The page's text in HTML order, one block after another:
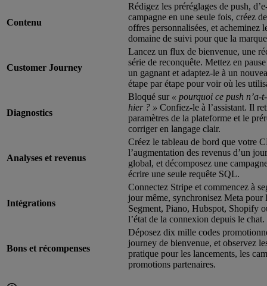
Contenu
Rédigez les préréglages de push,
campagne en une seule fois, créez
offres personnalisées, et acheminez
domaine de suivi pour que la
Customer Journey
Lancez un flux de bienvenue, une
série de reconquête. Mettez en
un gagnant et adaptez-le à un
étape par étape pour voir où les
Diagnostics
Bloqué sur « pourquoi ce push n’a-
hier ? » Confiez-le à l’assistant. Il
paramètres de la plateforme et le
corriger en langage clair.
Analyses et revenus
Créez le tableau de bord que votre
l’augmentation des revenus d’un
global, et décomposez une
écrire une seule requête SQL.
Intégrations
Connectez Stripe et commencez à
jour même, synchronisez Meta pour
Segment, Piano, Hubspot, Shopify
l’état de la connexion depuis le chat.
Bons et récompenses
Déposez dix mille codes
journey de bienvenue, et observez
pratique pour les lancements, les
promotions partenaires.